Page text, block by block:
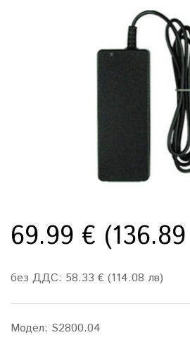
69.99 €
без ДДС: 58.33 € (114.08 лв)
Модел: S2800.04